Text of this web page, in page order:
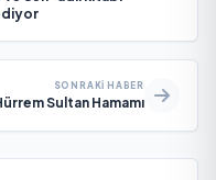
SONRAKI HABER
Sultan Hamamı